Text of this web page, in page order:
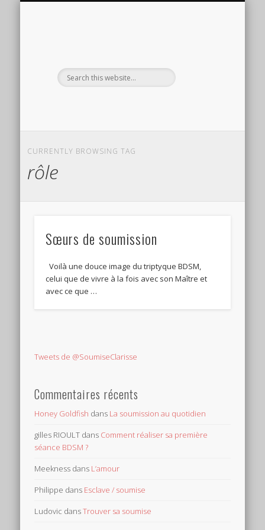
CURRENTLY BROWSING TAG
rôle
Sœurs de soumission
Voilà une douce image du triptyque BDSM,
celui que de vivre à la fois avec son Maître et
avec ce que …
Tweets de @SoumiseClarisse
Commentaires récents
Honey Goldfish dans La soumission au quotidien
gilles RIOULT dans Comment réaliser sa première
séance BDSM ?
Meekness dans L’amour
Philippe dans Esclave / soumise
Ludovic dansTrouver sa soumise